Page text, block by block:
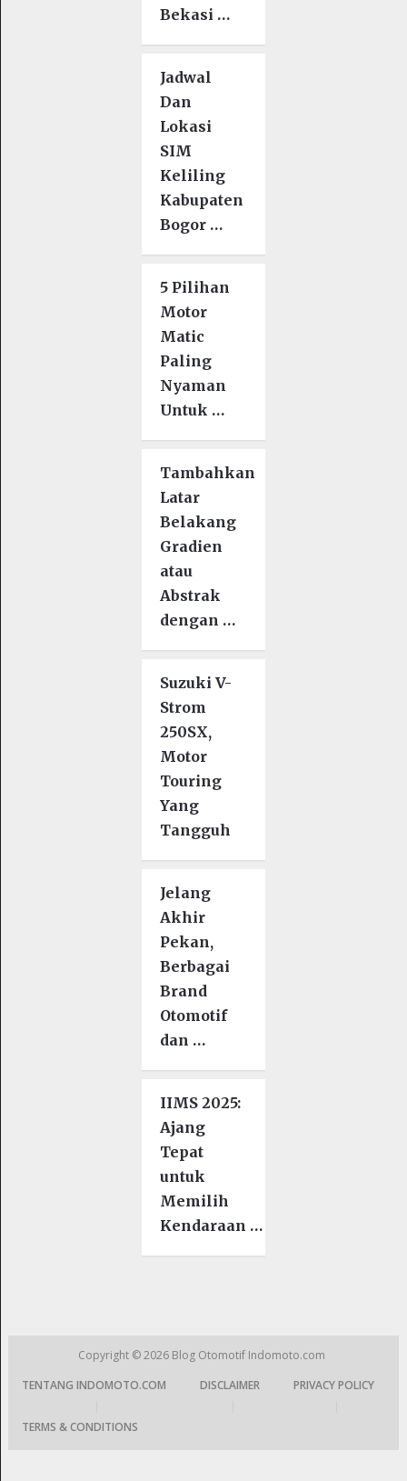
Bekasi …
Jadwal
Dan
Lokasi
SIM
Keliling
Kabupaten
Bogor …
5 Pilihan
Motor
Matic
Paling
Nyaman
Untuk …
Tambahkan
Latar
Belakang
Gradien
atau
Abstrak
dengan …
Suzuki V-
Strom
250SX,
Motor
Touring
Yang
Tangguh
Jelang
Akhir
Pekan,
Berbagai
Brand
Otomotif
dan …
IIMS 2025:
Ajang
Tepat
untuk
Memilih
Kendaraan …
Copyright © 2026 Blog Otomotif Indomoto.com
TENTANG INDOMOTO.COM
DISCLAIMER
PRIVACY POLICY
TERMS & CONDITIONS